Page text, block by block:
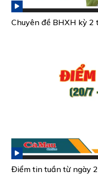
Chuyên đề BHXH kỳ 2
Điểm tin tuần từ ngày